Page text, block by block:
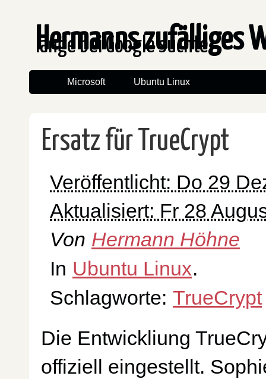
Hermanns zufälliges
lange bei Google suchte
Microsoft Ubuntu Linux
Ersatz für TrueCrypt
Veröffentlicht: Do 29
Aktualisiert: Fr 28
Von Hermann Höhne
In Ubuntu Linux.
Schlagworte: TrueCrypt
Die Entwickliung
offiziell eingestellt.